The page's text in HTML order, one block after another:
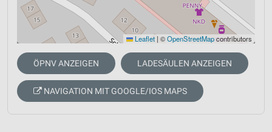
Leaflet | ©OpenStreetMapcontributors
ÖPNV ANZEIGEN LADESÄULEN ANZEIGEN
NAVIGATION MIT GOOGLE/IOS MAPS